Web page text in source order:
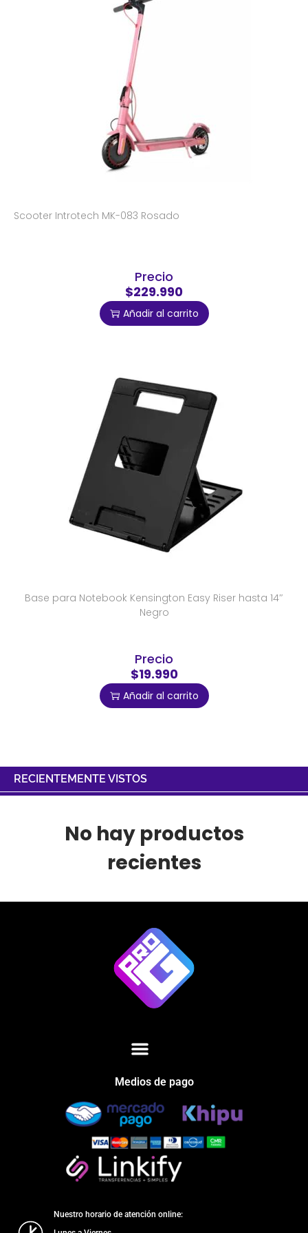
Scooter Introtech MK-083 Rosado
Precio
$229.990
Añadir al carrito
Base para Notebook Kensington Easy Riser hasta 14″
Negro
Precio
$19.990
Añadir al carrito
RECIENTEMENTE VISTOS
No hay productos
recientes
Medios de pago
Nuestro horario de atención online: